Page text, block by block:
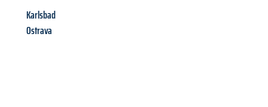
Karlsbad
Ostrava